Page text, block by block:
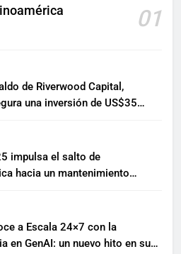
01
de Riverwood Capital,
una inversión de US$35
impulsa el salto de
hacia un mantenimiento
a Escala 24×7 con la
en GenAI: un nuevo hito en su